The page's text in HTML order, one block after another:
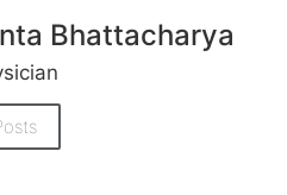
Bhattacharya